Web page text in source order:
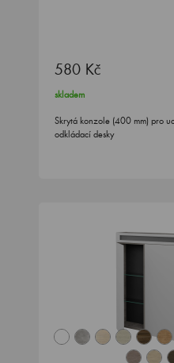
580 Kč
skladem
Skrytá konzole (400 mm) pro
odkládací desky